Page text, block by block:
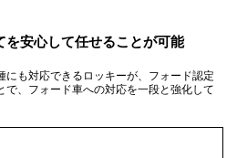
安心して任せることが可能
も対応できるロッキーが、フォード認定
、フォード車への対応を一段と強化して